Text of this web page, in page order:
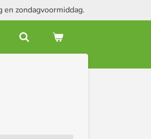
zondagvoormiddag.